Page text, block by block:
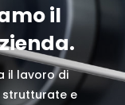
il
il lavoro di
strutturate e